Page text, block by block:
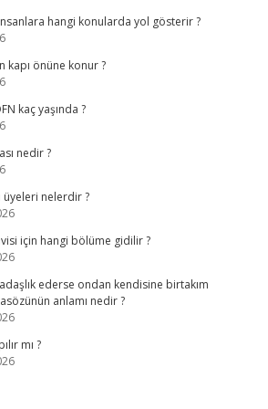
insanlara hangi konularda yol gösterir ?
kapı önüne konur ?
kaç yaşında ?
nedir ?
nelerdir ?
için hangi bölüme gidilir ?
ederse ondan kendisine birtakım
anlamı nedir ?
mı ?